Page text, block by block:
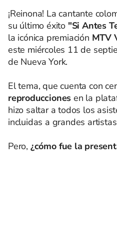
¡Reinona! La cantante
su último éxito "Si Antes
la icónica premiación MTV
este miércoles 11 de
de Nueva York.
El tema, que cuenta con
reproducciones en la
hizo saltar a todos los
incluidas a grandes
Pero, ¿cómo fue la